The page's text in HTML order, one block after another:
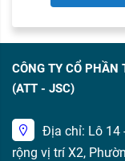
CÔNG TY CỔ PHẦN
(ATT - JSC)
Địa chỉ: Lô 14
rộng vị trí X2,